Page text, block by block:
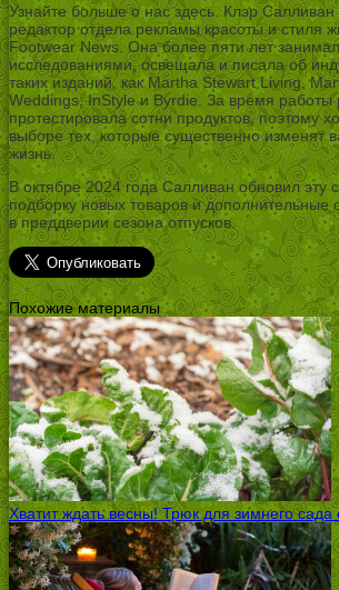
Узнайте больше о нас здесь. Клэр
редактор отдела рекламы красоты и стиля
Footwear News. Она более пяти лет
исследованиями, освещала и писала об
таких изданий, как Martha Stewart Living,
Weddings, InStyle и Byrdie. За время работы
протестировала сотни продуктов, поэтому
выборе тех, которые существенно изменят
жизнь.
В октябре 2024 года Салливан обновил эту
подборку новых товаров и дополнительные
в преддверии сезона отпусков.
Похожие материалы
Хватит ждать весны! Трюк для зимнего